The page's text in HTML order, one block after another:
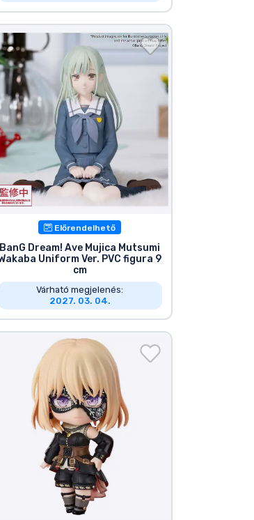
Előrendelhető
BanG Dream! Ave Mujica Mutsumi
Uniform Ver. PVC figura 9
cm
Várható megjelenés:
2027. 03. 04.